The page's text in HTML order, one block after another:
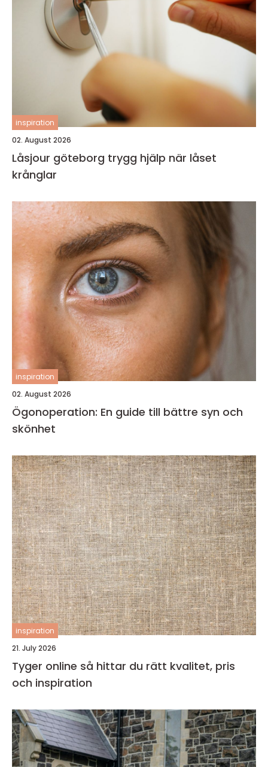
inspiration
02. August 2026
Låsjour göteborg trygg hjälp när låset
krånglar
inspiration
02. August 2026
Ögonoperation: En guide till bättre syn och
skönhet
inspiration
21. July 2026
Tyger online så hittar du rätt kvalitet, pris
och inspiration